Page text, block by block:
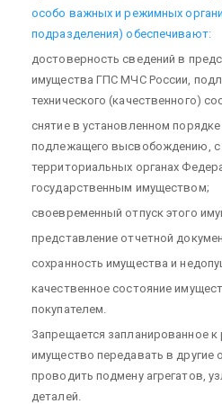
особо важных и режимных
подразделения) обеспечивают:
достоверность сведений в
имущества ГПС МЧС России,
технического (качественного)
снятие в установленном
подлежащего высвобождению, с
территориальных органах
государственным имуществом;
своевременный отпуск этого
представление отчетной
сохранность имущества и
качественное состояние
покупателем.
Запрещается запланированное
имущество передавать в другие
проводить подмену агрегатов,
деталей.